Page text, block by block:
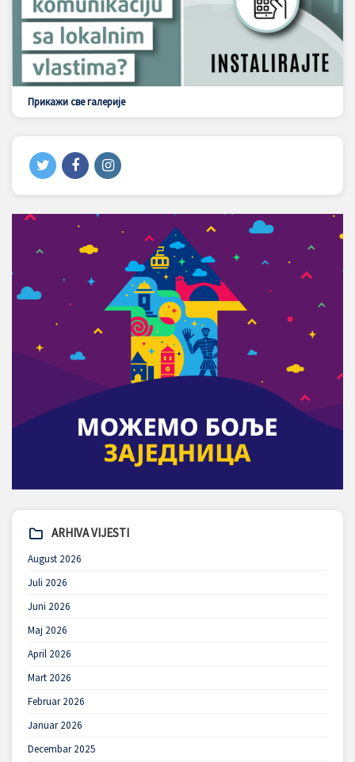
Прикажи све галерије
ARHIVA VIJESTI
August 2026
Juli 2026
Juni 2026
Maj 2026
April 2026
Mart 2026
Februar 2026
Januar 2026
Decembar 2025